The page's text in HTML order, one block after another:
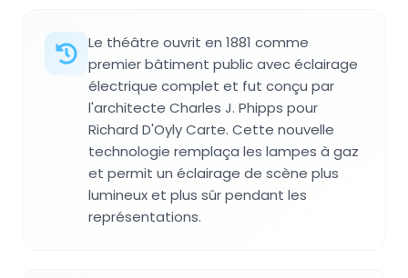
Le théâtre ouvrit en 1881 comme
premier bâtiment public avec éclairage
électrique complet et fut conçu par
l'architecte Charles J. Phipps pour
Richard D'Oyly Carte. Cette nouvelle
technologie remplaça les lampes à gaz
et permit un éclairage de scène plus
lumineux et plus sûr pendant les
représentations.